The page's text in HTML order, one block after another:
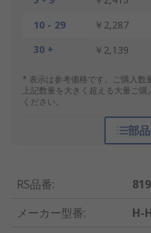
10 - 29
￥2,287
30 +
￥2,139
* 表示は参考価格です。ご購入数
上記数量を大きく超える大量ご
ください。
部
RS品番:
メーカー型番:
H-